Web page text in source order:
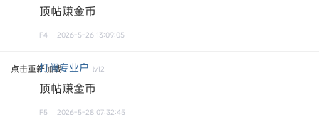
顶帖赚金币
F4 2026-5-26 13:09:05
点击重新加载打假专业户 lv12
顶帖赚金币
F5 2026-5-28 07:32:45